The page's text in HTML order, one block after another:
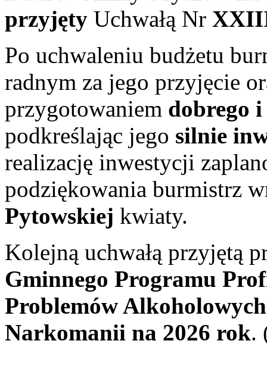
przyjęty Uchwałą Nr
Po uchwaleniu budżetu
radnym za jego przyjęcie
przygotowaniem dobrego
podkreślając jego silnie
realizację inwestycji
podziękowania burmistrz
Pytowskiej kwiaty.
Kolejną uchwałą przyjętą
Gminnego Programu
Problemów
Narkomanii na 2026 rok.